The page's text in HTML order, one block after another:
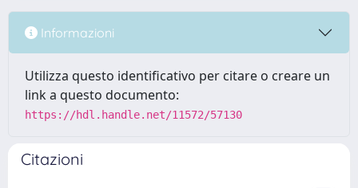
Informazioni
Utilizza questo identificativo per citare o creare un
link a questo documento:
https://hdl.handle.net/11572/57130
Citazioni